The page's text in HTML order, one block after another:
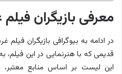
معرفی بازیگران فیلم
در ادامه به بیوگرافی بازیگران فیلم
قدیمی که با هنرنمایی در این
این لیست بر اساس منابع معتبر،